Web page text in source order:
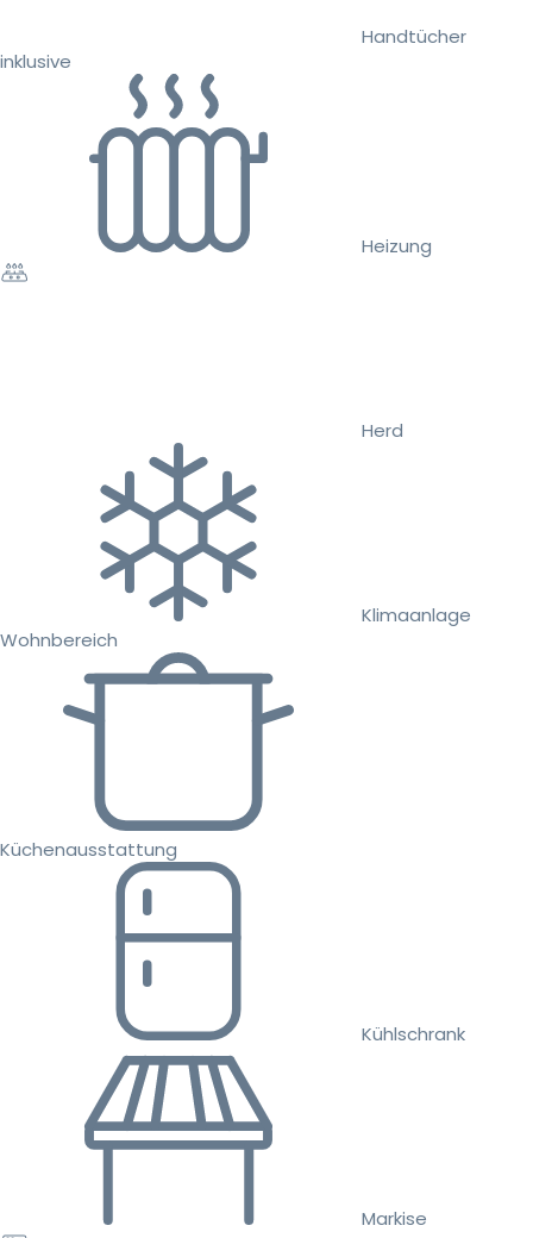
Handtücher
inklusive
Heizung
Herd
Klimaanlage
Wohnbereich
Küchenausstattung
Kühlschrank
Markise